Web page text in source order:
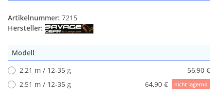
Artikelnummer: 7215
Hersteller:
Modell
2,21 m / 12-35 g
56,90 €
2,51 m / 12-35 g
64,90 € nicht lagernd